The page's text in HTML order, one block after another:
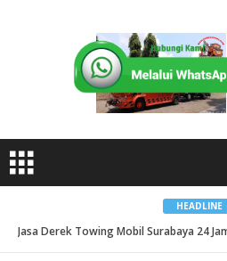
HEADLINE